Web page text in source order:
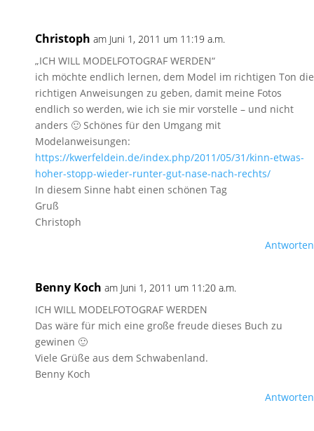
Christoph am Juni 1, 2011 um 11:19 a.m.
„ICH WILL MODELFOTOGRAF WERDEN“
ich möchte endlich lernen, dem Model im richtigen Ton die
richtigen Anweisungen zu geben, damit meine Fotos
endlich so werden, wie ich sie mir vorstelle – und nicht
anders 🙂 Schönes für den Umgang mit
Modelanweisungen:
https://kwerfeldein.de/index.php/2011/05/31/kinn-etwas-
hoher-stopp-wieder-runter-gut-nase-nach-rechts/
In diesem Sinne habt einen schönen Tag
Gruß
Christoph
Antworten
Benny Koch am Juni 1, 2011 um 11:20 a.m.
ICH WILL MODELFOTOGRAF WERDEN
Das wäre für mich eine große freude dieses Buch zu
gewinen 🙂
Viele Grüße aus dem Schwabenland.
Benny Koch
Antworten